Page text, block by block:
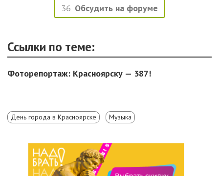
36 Обсудить на форуме
Ссылки по теме:
Фоторепортаж: Красноярску — 387!
День города в Красноярске Музыка